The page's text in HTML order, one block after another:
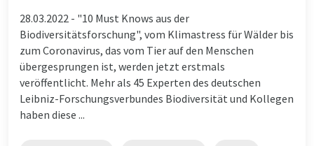
28.03.2022 - "10 Must Knows aus der
Biodiversitätsforschung", vom Klimastress für Wälder bis
zum Coronavirus, das vom Tier auf den Menschen
übergesprungen ist, werden jetzt erstmals
veröffentlicht. Mehr als 45 Experten des deutschen
Leibniz-Forschungsverbundes Biodiversität und Kollegen
haben diese ...